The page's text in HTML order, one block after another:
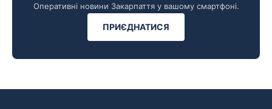
Оперативні новини Закарпаття у вашому смартфоні.
ПРИЄДНАТИСЯ